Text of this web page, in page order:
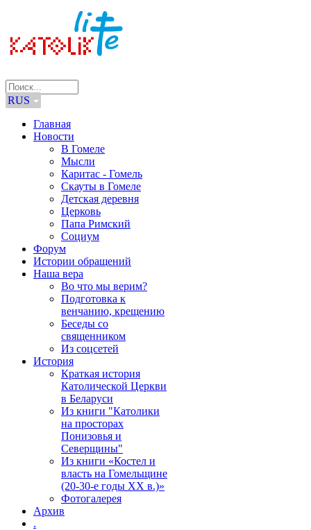
RUS
Главная
Новости
В Гомеле
Мысли
Каритас - Гомель
Скауты в Гомеле
Детская деревня
Церковь
Папа Римский
Социум
Форум
Истории обращений
Наша вера
Во что мы верим?
Подготовка к
венчанию, крещению
Беседы со
священником
Из соцсетей
История
Краткая история
Католической Церкви
в Беларуси
Из книги "Католики
на просторах
Понизовья и
Северщины"
Из книги «Костел и
власть на Гомельщине
(20-30-е годы ХХ в.)»
Фотогалерея
Архив
.